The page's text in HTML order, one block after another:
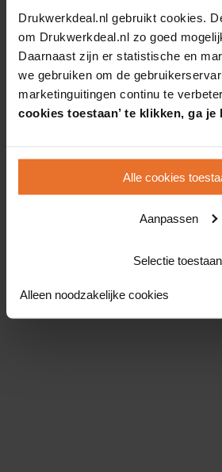
Drukwerkdeal.nl gebruikt cookies.
om Drukwerkdeal.nl zo goed
Daarnaast zijn er statistische en
we gebruiken om de
marketinguitingen continu te
cookies toestaan’ te klikken, ga je
Alle cookies
Aanpassen
Selectie toestaan
Alleen noodzakelijke cookies